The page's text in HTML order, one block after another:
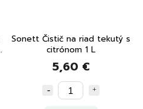
Sonett Čistič na riad tekutý s
citrónom 1 L
5,60 €